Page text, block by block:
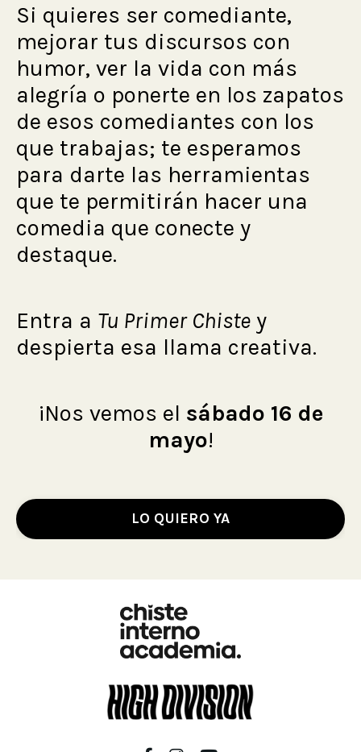
Si quieres ser comediante,
mejorar tus discursos con
humor, ver la vida con más
alegría o ponerte en los zapatos
de esos comediantes con los
que trabajas; te esperamos
para darte las herramientas
que te permitirán hacer una
comedia que conecte y
destaque.
Entra a Tu Primer Chiste y
despierta esa llama creativa.
¡Nos vemos el sábado 16 de
mayo!
LO QUIERO YA